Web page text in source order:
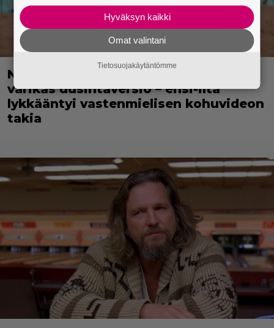
Nyt ilmaiskatselussa: Kulttiklassikon
värikäs uusintaversio – ensi-ilta
lykkääntyi vastenmielisen kohuvideon
takia
Hyväksyn kaikki
Omat valintani
Tietosuojakäytäntömme